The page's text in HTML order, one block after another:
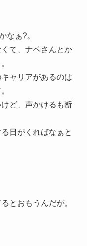
なぁ?。
て、ナベさんとか
ャリアがあるのは
ど、声かけるも断
日がくればなぁと
とおもうんだが。